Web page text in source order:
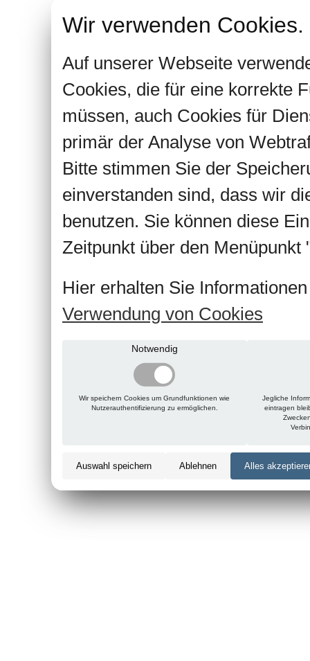
Wir verwenden Cookies.
Auf unserer Webseite
Cookies, die für eine korrekte
müssen, auch Cookies für
primär der Analyse von
Bitte stimmen Sie der
einverstanden sind, dass wir
benutzen. Sie können diese
Zeitpunkt über den Menüpunkt
Hier erhalten Sie
Verwendung von Cookies
Notwendig
Wir speichern Cookies um Grundfunktionen wie
Nutzerauthentifizierung zu ermöglichen.
Jegliche
eintragen
Auswahl speichern Ablehnen Alles